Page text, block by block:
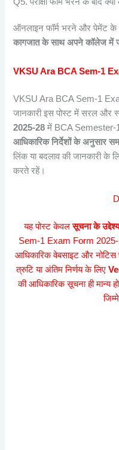
Q5. परीक्षा फॉर्म भरने के बाद
ऑनलाइन फॉर्म भरने और पेमेंट के
कागजात के साथ अपने कॉलेज में
VKSU Ara BCA Sem-1
VKSU Ara BCA Sem-1
जानकारी इस पोस्ट में सरल और
2025-28 में BCA Semester-1
आधिकारिक निर्देशों के अनुसार
लिंक या बदलाव की जानकारी के
करते रहें।
यह पोस्ट केवलसूचना के उद्देश्य
Sem-1 Exam Form 2025-
आधिकारिक वेबसाइट और नोटिस
त्रुटि या अंतिम निर्णय के लिए
की आधिकारिक सूचना ही मान्य